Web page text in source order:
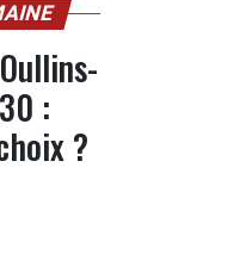
:
?